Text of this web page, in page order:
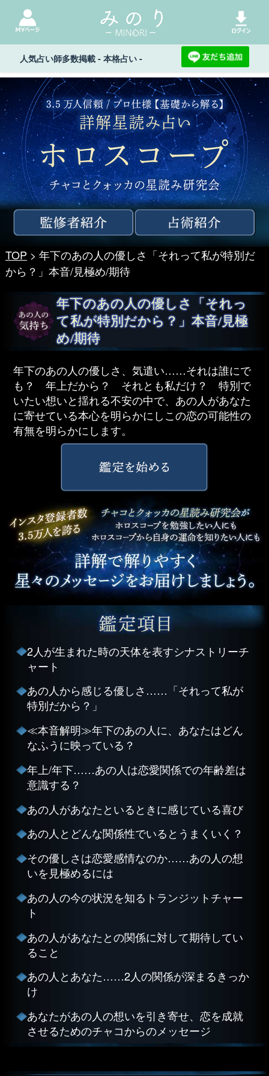
人気占い師多数掲載 - 本格占い -
TOP > 年下のあの人の優しさ「それって私が特別だ
から？」本音/見極め/期待
年下のあの人の優しさ「それっ
て私が特別だから？」本音/見極
め/期待
年下のあの人の優しさ、気遣い……それは誰にで
も？ 年上だから？ それとも私だけ？ 特別で
いたい想いと揺れる不安の中で、あの人があなた
に寄せている本心を明らかにしこの恋の可能性の
有無を明らかにします。
2人が生まれた時の天体を表すシナストリーチ
ャート
あの人から感じる優しさ……「それって私が
特別だから？」
≪本音解明≫年下のあの人に、あなたはどん
なふうに映っている？
年上/年下……あの人は恋愛関係での年齢差は
意識する？
あの人があなたといるときに感じている喜び
あの人とどんな関係性でいるとうまくいく？
その優しさは恋愛感情なのか……あの人の想
いを見極めるには
あの人の今の状況を知るトランジットチャー
ト
あの人があなたとの関係に対して期待してい
ること
あの人とあなた……2人の関係が深まるきっか
け
あなたがあの人の想いを引き寄せ、恋を成就
させるためのチャコからのメッセージ